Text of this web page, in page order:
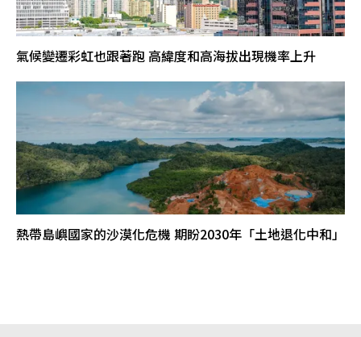
氣候變遷彩虹也跟著跑 高緯度和高海拔出現機率上升
熱帶島嶼國家的沙漠化危機 期盼2030年「土地退化中和」